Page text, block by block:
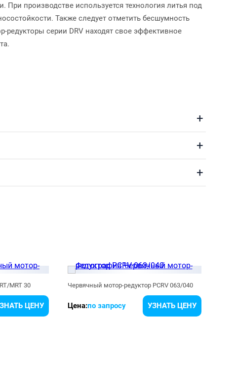
производстве используется технология литья под
Также следует отметить бесшумность
редукторы серии DRV находят свое эффективное
+
+
+
MRT 30
ЦЕНУ
Червячный мотор-редуктор PCRV 063/040
Цена:по запросу УЗНАТЬ ЦЕНУ